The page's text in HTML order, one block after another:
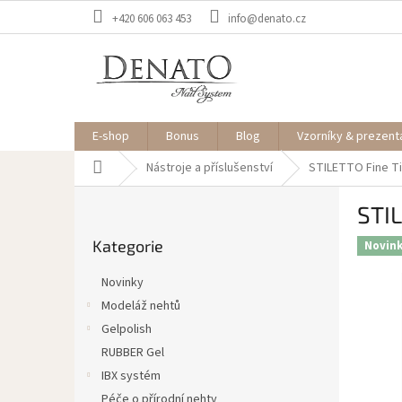
+420 606 063 453 info@denato.cz
E-shop Bonus Blog Vzorníky &
Domů Nástroje a příslušenství STILETTO Fine
kategorie
Kategorie
Novinky
Modeláž nehtů
Gelpolish
RUBBER Gel
IBX systém